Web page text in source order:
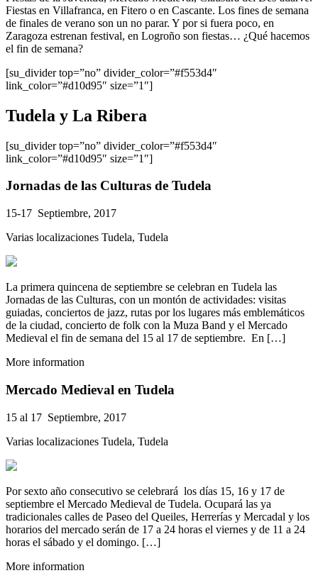
Fiestas en Villafranca, en Fitero o en Cascante. Los fines de semana
de finales de verano son un no parar. Y por si fuera poco, en
Zaragoza estrenan festival, en Logroño son fiestas… ¿Qué hacemos
el fin de semana?
[su_divider top=”no” divider_color=”#f553d4″
link_color=”#d10d95″ size=”1″]
Tudela y La Ribera
[su_divider top=”no” divider_color=”#f553d4″
link_color=”#d10d95″ size=”1″]
Jornadas de las Culturas de Tudela
15-17 Septiembre, 2017
Varias localizaciones Tudela, Tudela
La primera quincena de septiembre se celebran en Tudela las
Jornadas de las Culturas, con un montón de actividades: visitas
guiadas, conciertos de jazz, rutas por los lugares más emblemáticos
de la ciudad, concierto de folk con la Muza Band y el Mercado
Medieval el fin de semana del 15 al 17 de septiembre. En […]
More information
Mercado Medieval en Tudela
15 al 17 Septiembre, 2017
Varias localizaciones Tudela, Tudela
Por sexto año consecutivo se celebrará los días 15, 16 y 17 de
septiembre el Mercado Medieval de Tudela. Ocupará las ya
tradicionales calles de Paseo del Queiles, Herrerías y Mercadal y los
horarios del mercado serán de 17 a 24 horas el viernes y de 11 a 24
horas el sábado y el domingo. […]
More information